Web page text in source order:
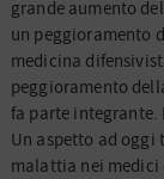
grande aumento
un peggioramento
medicina
peggioramento
fa parte integrante.
Un aspetto ad oggi
malattia nei medici